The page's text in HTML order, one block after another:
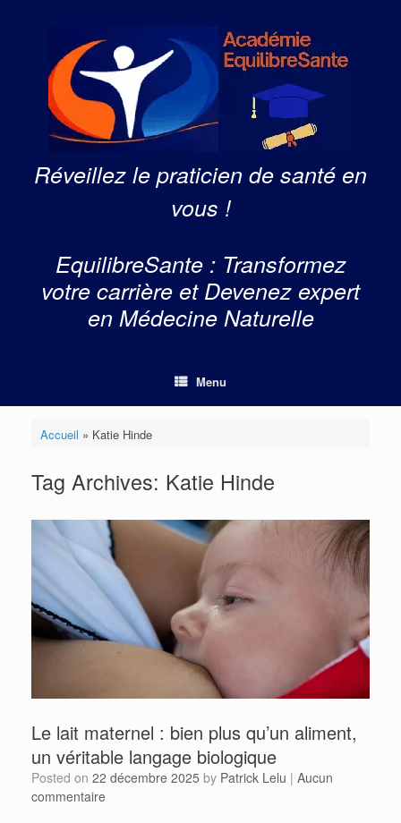
Réveillez le praticien de santé en
vous !
EquilibreSante : Transformez
votre carrière et Devenez expert
en Médecine Naturelle
Menu
Accueil » Katie Hinde
Tag Archives: Katie Hinde
Le lait maternel : bien plus qu’un aliment,
un véritable langage biologique
Posted on 22 décembre 2025 by Patrick Lelu | Aucun
commentaire